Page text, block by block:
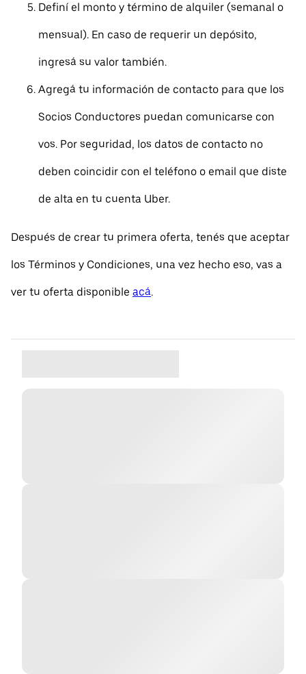
Definí el monto y término de alquiler (semanal o
mensual). En caso de requerir un depósito,
ingresá su valor también.
Agregá tu información de contacto para que los
Socios Conductores puedan comunicarse con
vos. Por seguridad, los datos de contacto no
deben coincidir con el teléfono o email que diste
de alta en tu cuenta Uber.
Después de crear tu primera oferta, tenés que aceptar
los Términos y Condiciones, una vez hecho eso, vas a
ver tu oferta disponible acá.